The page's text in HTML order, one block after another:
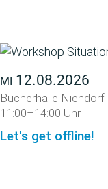
MI 12.08.2026
Bücherhalle Niendorf
11:00–14:00 Uhr
Let's get offline!